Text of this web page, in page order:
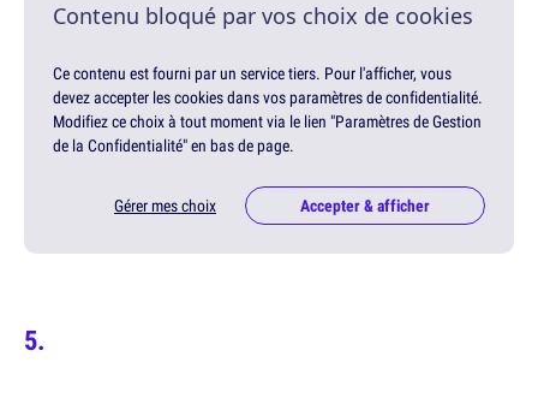
Contenu bloqué par vos choix de cookies
Ce contenu est fourni par un service tiers. Pour l'afficher, vous
devez accepter les cookies dans vos paramètres de confidentialité.
Modifiez ce choix à tout moment via le lien "Paramètres de Gestion
de la Confidentialité" en bas de page.
Gérer mes choix Accepter & afficher